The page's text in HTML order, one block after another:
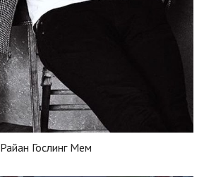
Райан Гослинг Мем